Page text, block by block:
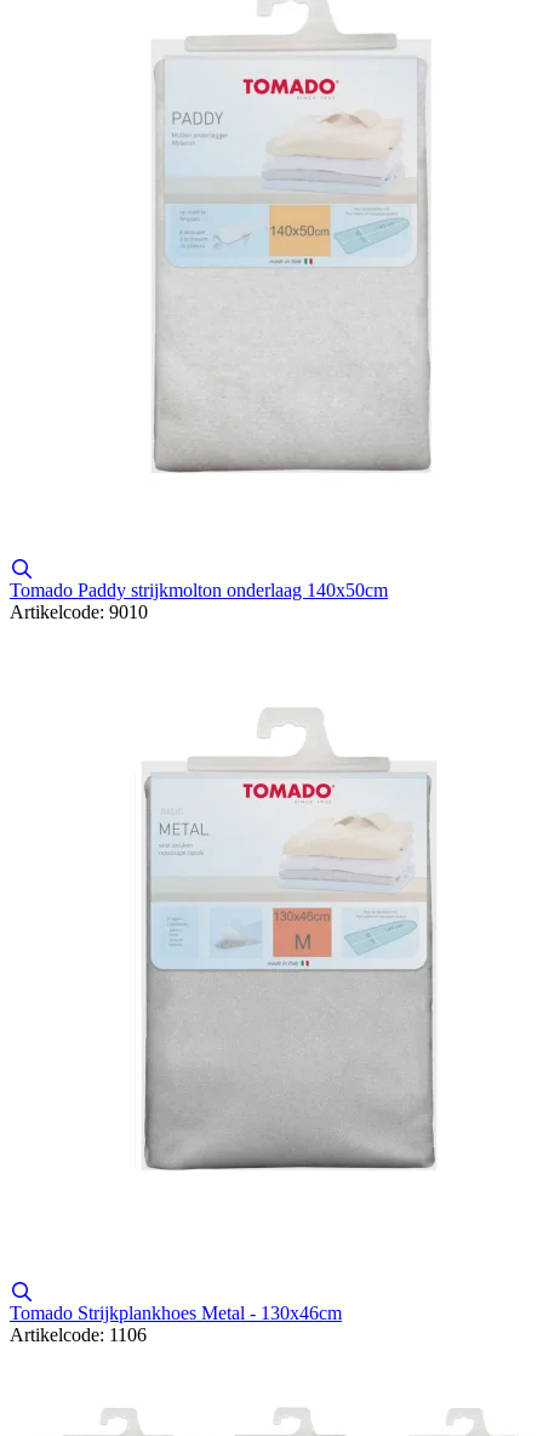
Tomado Paddy strijkmolton onderlaag 140x50cm
Artikelcode: 9010
Tomado Strijkplankhoes Metal - 130x46cm
Artikelcode: 1106